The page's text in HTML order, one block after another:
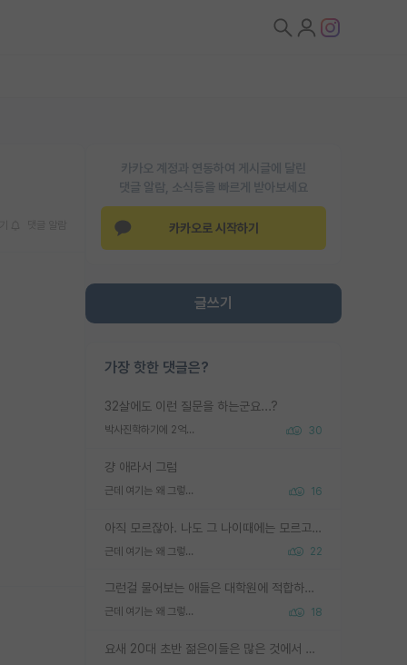
카카오 계정과 연동하여 게시글에 달린
댓글 알람, 소식등을 빠르게 받아보세요
카카오로 시작하기
글쓰기
가장 핫한 댓글은?
32살에도 이런 질문을 하는군요...?
박사진학하기에 2억은 괜찮은 (?) 정도의 경제력인가요 30
걍 애라서 그럼
근데 여기는 왜 그렇게 SPK를 물어보는거임? 16
아직 모르잖아. 나도 그 나이때에는 모르고 평가 받고 안심하고 싶었어.
근데 여기는 왜 그렇게 SPK를 물어보는거임? 22
그런걸 물어보는 애들은 대학원에 적합하지 않다
근데 여기는 왜 그렇게 SPK를 물어보는거임? 18
요새 20대 초반 젊은이들은 많은 것에서 가성비를 따지더라고요. 내가 이 정도 인풋을 넣었을 때 그만큼 아웃풋이 나올 것인가? 사실 아웃풋이 인풋 대비 리니어하게 나오지 않는 영역을 시도하기 싫어한다는 느낌입니다.